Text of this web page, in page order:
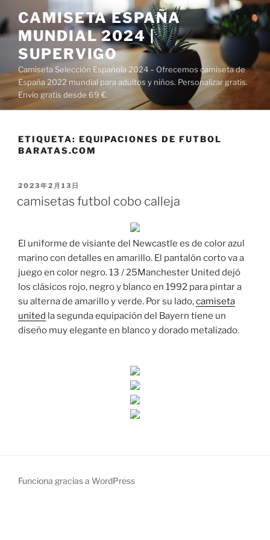
al
contenido
CAMISETA ESPAÑA
MUNDIAL 2024 |
SUPERVIGO
Camiseta Selección Española 2024 – Ofrecemos camiseta de
España 2022 mundial para adultos y niños. Personalizar gratis.
Envío gratis desde 69 €.
ETIQUETA: EQUIPACIONES DE FUTBOL
BARATAS.COM
PUBLICADO
2023年2月13日
camisetas futbol cobo calleja
El uniforme de visiante del Newcastle es de color azul
marino con detalles en amarillo. El pantalón corto va a
juego en color negro. 13 / 25Manchester United dejó
los clásicos rojo, negro y blanco en 1992 para pintar a
su alterna de amarillo y verde. Por su lado,camiseta
united la segunda equipación del Bayern tiene un
diseño muy elegante en blanco y dorado metalizado.
Funciona gracias a WordPress